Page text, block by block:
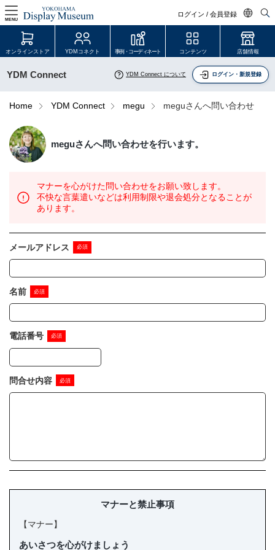
ログイン / 会員登録
日本語
中文简体
MENU
ログイン・会員登録
オンラインストア
YDM Connect
会員登録・取引申請
リンク
JDCA(ディスプレイスクール)
店舗情報・営業日
会社情報
採用情報
お問い合わせ
OFFICIAL SNS
オンラインストア YDMコネクト 事例・コーディネート コンテンツ 店舗情報
YDM Connect YDM Connect について ログイン・新規登録
Home YDM Connect megu meguさんへ問い合わせ
meguさんへ問い合わせを行います。
マナーを心がけた問い合わせをお願い致します。
不快な言葉遣いなどは利用制限や退会処分となることが
あります。
メールアドレス
名前
電話番号
問合せ内容
マナーと禁止事項
【マナー】
あいさつを心がけましょう